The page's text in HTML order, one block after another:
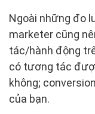
Ngoài những đo
marketer cũng
tác/hành động
có tương tác
không;
của bạn.